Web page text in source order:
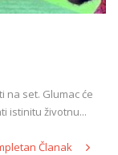
na set. Glumac će
istinitu životnu...
Članak